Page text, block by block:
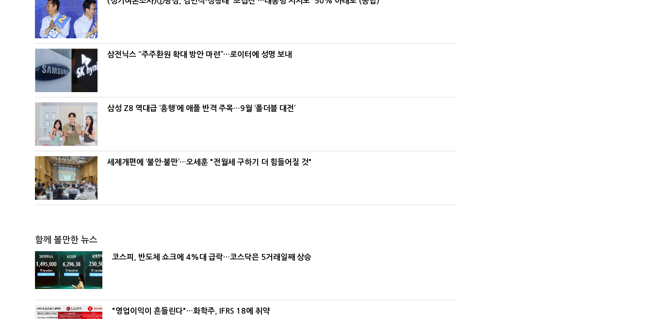
삼전닉스 “주주환원 확대 방안 마련”…로이터에 성명 보내
삼성 Z8 역대급 ‘흥행’에 애플 반격 주목…9월 ‘폴더블 대전’
세제개편에 ‘불안·불만’…오세훈 "전월세 구하기 더 힘들어질 것"
함께 볼만한 뉴스
코스피, 반도체 쇼크에 4%대 급락…코스닥은 5거래일째 상승
"영업이익이 흔들린다"…화학주, IFRS 18에 취약